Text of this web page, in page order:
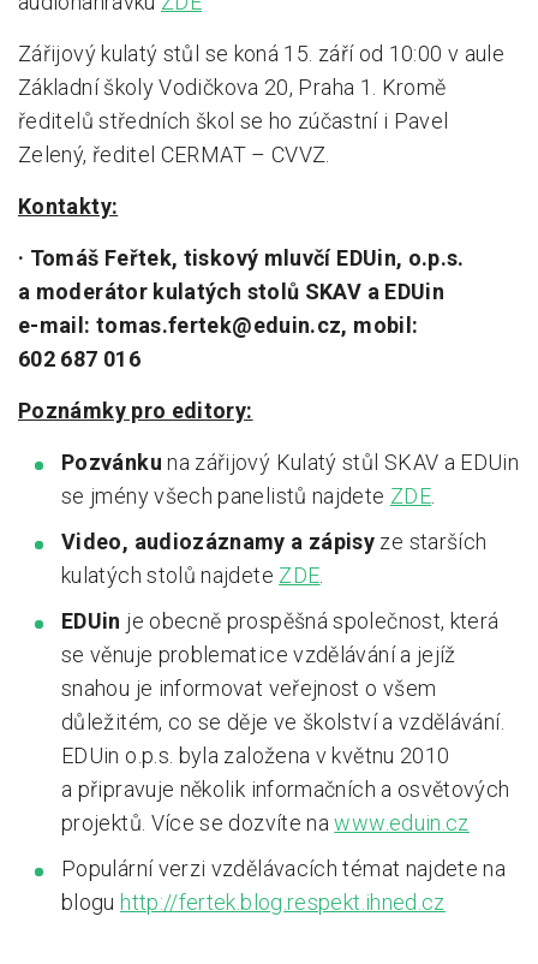
Zářijový kulatý stůl se koná 15. září od 10:00 v aule
Základní školy Vodičkova 20, Praha 1. Kromě
ředitelů středních škol se ho zúčastní i Pavel
Zelený, ředitel CERMAT – CVVZ.
Kontakty:
· Tomáš Feřtek, tiskový mluvčí EDUin, o.p.s.
a moderátor kulatých stolů SKAV a EDUin
e-mail: tomas.fertek@eduin.cz, mobil:
602 687 016
Poznámky pro editory:
Pozvánkuna zářijový Kulatý stůl SKAV a EDUin
se jmény všech panelistů najdete ZDE.
Video, audiozáznamy a zápisy ze starších
kulatých stolů najdete ZDE
EDUin je obecně prospěšná společnost, která
se věnuje problematice vzdělávání a jejíž
snahou je informovat veřejnost o všem
důležitém, co se děje ve školství a vzdělávání.
EDUin o.p.s. byla založena v květnu 2010
a připravuje několik informačních a osvětových
projektů. Více se dozvíte nawww.eduin.cz
Populární verzi vzdělávacích témat najdete na
bloguhttp://fertek.blog.respekt.ihned.cz